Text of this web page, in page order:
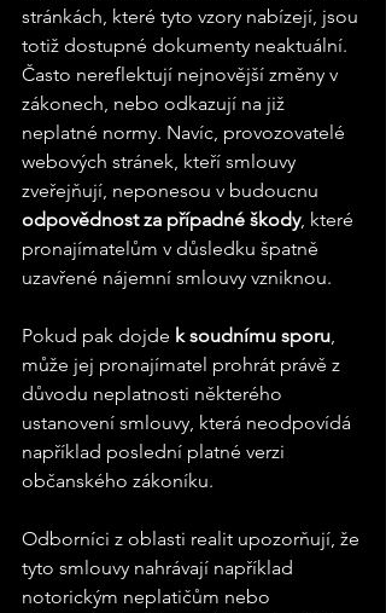
stránkách, které tyto vzory nabízejí, jsou
totiž dostupné dokumenty neaktuální.
Často nereflektují nejnovější změny v
zákonech, nebo odkazují na již
neplatné normy. Navíc, provozovatelé
webových stránek, kteří smlouvy
zveřejňují, neponesou v budoucnu
odpovědnost za případné škody, které
pronajímatelům v důsledku špatně
uzavřené nájemní smlouvy vzniknou.
Pokud pak dojde k soudnímu sporu,
může jej pronajímatel prohrát právě z
důvodu neplatnosti některého
ustanovení smlouvy, která neodpovídá
například poslední platné verzi
občanského zákoníku.
Odborníci z oblasti realit upozorňují, že
tyto smlouvy nahrávají například
notorickým neplatičům nebo